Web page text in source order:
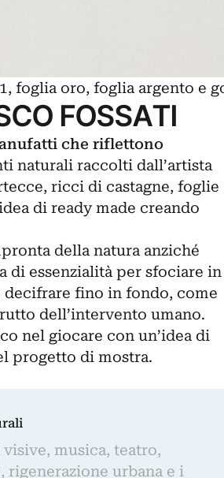
foglia oro, foglia argento e
FOSSATI
che riflettono
naturali raccolti dall’artista
ricci di castagne, foglie
di ready made creando
della natura anziché
di essenzialità per sfociare in
fino in fondo, come
dell’intervento umano.
nel giocare con un’idea di
progetto di mostra.
musica, teatro,
rigenerazione urbana e i